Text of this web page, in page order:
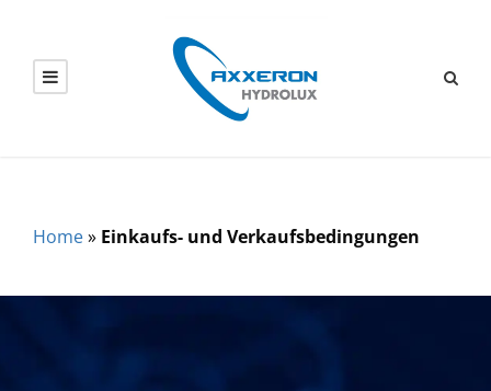
Home» Einkaufs- und Verkaufsbedingungen